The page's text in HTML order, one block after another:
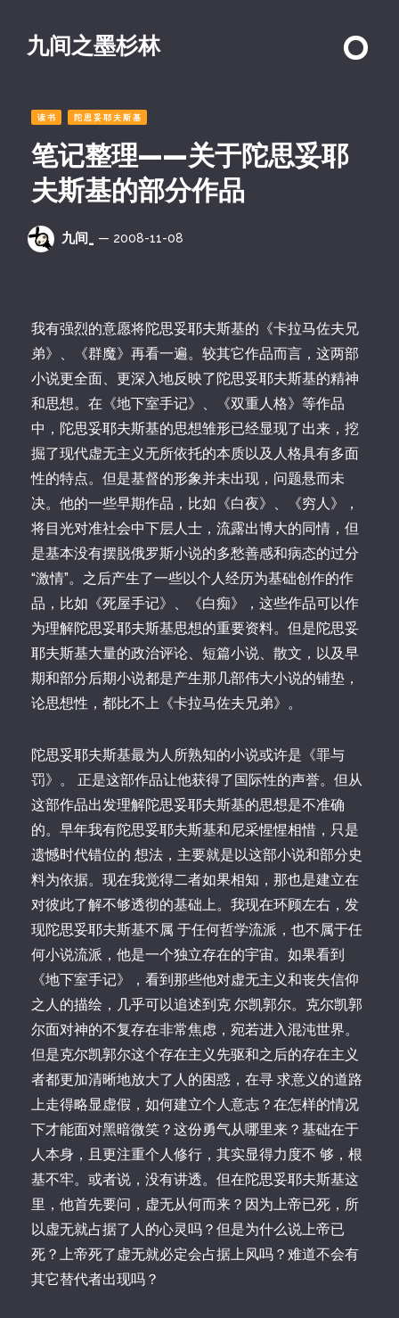
九间之墨杉林
读书 陀思妥耶夫斯基
笔记整理——关于陀思妥耶
夫斯基的部分作品
九间_ — 2008-11-08
我有强烈的意愿将陀思妥耶夫斯基的《卡拉马佐夫兄
弟》、《群魔》再看一遍。较其它作品而言，这两部
小说更全面、更深入地反映了陀思妥耶夫斯基的精神
和思想。在《地下室手记》、《双重人格》等作品
中，陀思妥耶夫斯基的思想雏形已经显现了出来，挖
掘了现代虚无主义无所依托的本质以及人格具有多面
性的特点。但是基督的形象并未出现，问题悬而未
决。他的一些早期作品，比如《白夜》、《穷人》，
将目光对准社会中下层人士，流露出博大的同情，但
是基本没有摆脱俄罗斯小说的多愁善感和病态的过分
“激情”。之后产生了一些以个人经历为基础创作的作
品，比如《死屋手记》、《白痴》，这些作品可以作
为理解陀思妥耶夫斯基思想的重要资料。但是陀思妥
耶夫斯基大量的政治评论、短篇小说、散文，以及早
期和部分后期小说都是产生那几部伟大小说的铺垫，
论思想性，都比不上《卡拉马佐夫兄弟》。
陀思妥耶夫斯基最为人所熟知的小说或许是《罪与
罚》。 正是这部作品让他获得了国际性的声誉。但从
这部作品出发理解陀思妥耶夫斯基的思想是不准确
的。早年我有陀思妥耶夫斯基和尼采惺惺相惜，只是
遗憾时代错位的 想法，主要就是以这部小说和部分史
料为依据。现在我觉得二者如果相知，那也是建立在
对彼此了解不够透彻的基础上。我现在环顾左右，发
现陀思妥耶夫斯基不属 于任何哲学流派，也不属于任
何小说流派，他是一个独立存在的宇宙。如果看到
《地下室手记》，看到那些他对虚无主义和丧失信仰
之人的描绘，几乎可以追述到克 尔凯郭尔。克尔凯郭
尔面对神的不复存在非常焦虑，宛若进入混沌世界。
但是克尔凯郭尔这个存在主义先驱和之后的存在主义
者都更加清晰地放大了人的困惑，在寻 求意义的道路
上走得略显虚假，如何建立个人意志？在怎样的情况
下才能面对黑暗微笑？这份勇气从哪里来？基础在于
人本身，且更注重个人修行，其实显得力度不 够，根
基不牢。或者说，没有讲透。但在陀思妥耶夫斯基这
里，他首先要问，虚无从何而来？因为上帝已死，所
以虚无就占据了人的心灵吗？但是为什么说上帝已
死？上帝死了虚无就必定会占据上风吗？难道不会有
其它替代者出现吗？